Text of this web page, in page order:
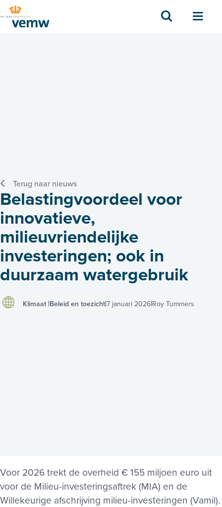
Zoek
Terug naar nieuws
Belastingvoordeel voor
innovatieve,
milieuvriendelijke
investeringen; ook in
duurzaam watergebruik
Klimaat Beleid en toezicht 7 januari 2026 Roy Tummers
Voor 2026 trekt de overheid € 155 miljoen euro uit
voor de Milieu-investeringsaftrek (MIA) en de
Willekeurige afschrijving milieu-investeringen (Vamil).